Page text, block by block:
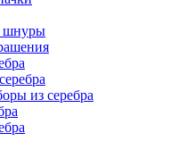
шнуры
из серебра